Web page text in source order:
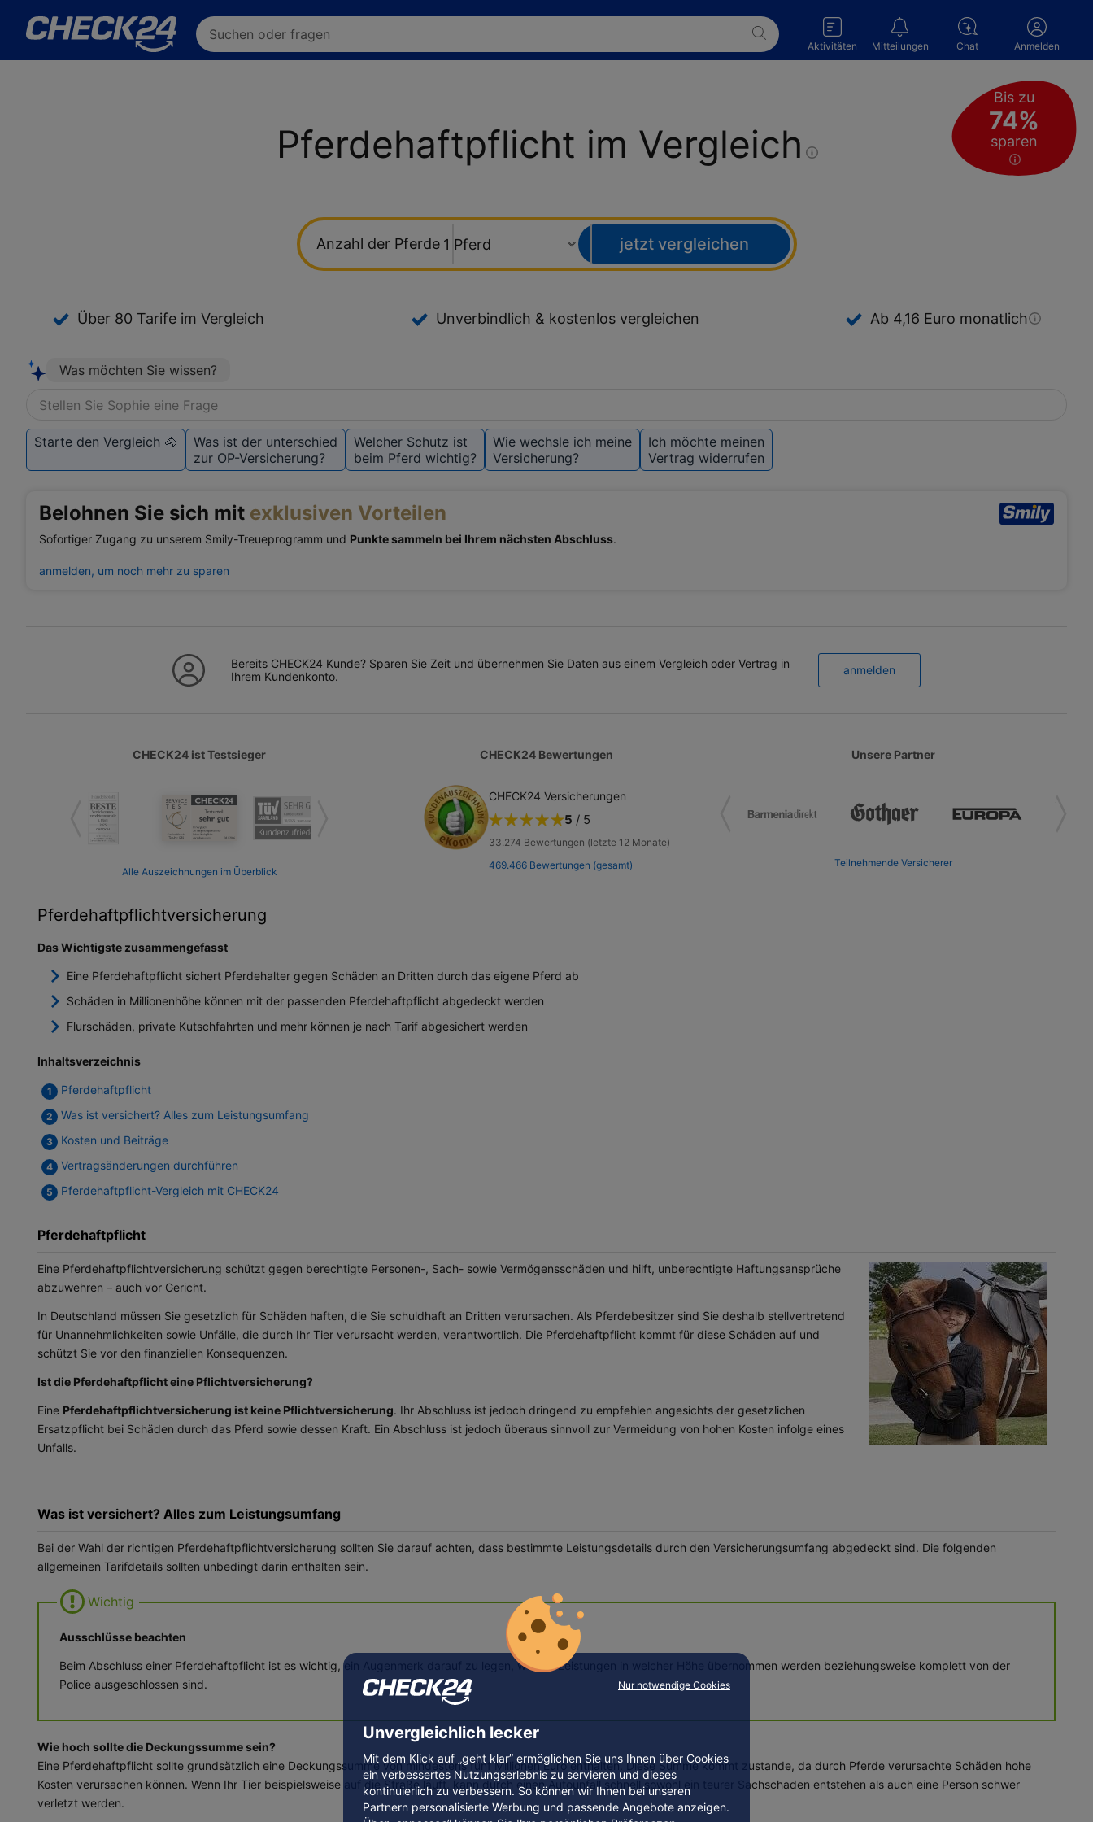
Nur notwendige Cookies
Unvergleichlich lecker
Mit dem Klick auf „geht klar” ermöglichen Sie uns Ihnen über Cookies
ein verbessertes Nutzungserlebnis zu servieren und dieses
kontinuierlich zu verbessern. So können wir Ihnen bei unseren
Partnern personalisierte Werbung und passende Angebote anzeigen.
Aktivitäten Mitteilungen Chat Anmelden
Bis zu
74%
sparen
Pferdehaftpflicht im Vergleich
Anzahl der Pferde jetzt vergleichen
Über 80 Tarife im Vergleich Unverbindlich & kostenlos vergleichen Ab 4,16 Euro monatlich
Was möchten Sie wissen?
Starte den Vergleich 🐴
Was ist der unterschied
zur OP-Versicherung?
Welcher Schutz ist
beim Pferd wichtig?
Wie wechsle ich meine
Versicherung?
Ich möchte meinen
Vertrag widerrufen
Belohnen Sie sich mit exklusiven Vorteilen
Sofortiger Zugang zu unserem Smily-Treueprogramm und Punkte sammeln bei Ihrem nächsten Abschluss.
anmelden, um noch mehr zu sparen
Bereits CHECK24 Kunde? Sparen Sie Zeit und übernehmen Sie Daten aus einem Vergleich oder Vertrag in
Ihrem Kundenkonto.
anmelden
Testsieger, Kundenbewertungen und Partner
CHECK24 ist Testsieger
Alle Auszeichnungen im Überblick
CHECK24 Bewertungen
CHECK24 Versicherungen
5 / 5
33.274 Bewertungen (letzte 12 Monate)
469.466 Bewertungen (gesamt)
Unsere Partner
Teilnehmende Versicherer
Pferdehaftpflichtversicherung
Das Wichtigste zusammengefasst
Eine Pferdehaftpflicht sichert Pferdehalter gegen Schäden an Dritten durch das eigene Pferd ab
Schäden in Millionenhöhe können mit der passenden Pferdehaftpflicht abgedeckt werden
Flurschäden, private Kutschfahrten und mehr können je nach Tarif abgesichert werden
Inhaltsverzeichnis
Pferdehaftpflicht
Was ist versichert? Alles zum Leistungsumfang
Kosten und Beiträge
Vertragsänderungen durchführen
Pferdehaftpflicht-Vergleich mit CHECK24
Pferdehaftpflicht
Eine Pferdehaftpflichtversicherung schützt gegen berechtigte Personen-, Sach- sowie Vermögensschäden und hilft, unberechtigte Haftungsansprüche
abzuwehren – auch vor Gericht.
In Deutschland müssen Sie gesetzlich für Schäden haften, die Sie schuldhaft an Dritten verursachen. Als Pferdebesitzer sind Sie deshalb stellvertretend
für Unannehmlichkeiten sowie Unfälle, die durch Ihr Tier verursacht werden, verantwortlich. Die Pferdehaftpflicht kommt für diese Schäden auf und
schützt Sie vor den finanziellen Konsequenzen.
Ist die Pferdehaftpflicht eine Pflichtversicherung?
Eine Pferdehaftpflichtversicherung ist keine Pflichtversicherung. Ihr Abschluss ist jedoch dringend zu empfehlen angesichts der gesetzlichen
Ersatzpflicht bei Schäden durch das Pferd sowie dessen Kraft. Ein Abschluss ist jedoch überaus sinnvoll zur Vermeidung von hohen Kosten infolge eines
Unfalls.
Was ist versichert? Alles zum Leistungsumfang
Bei der Wahl der richtigen Pferdehaftpflichtversicherung sollten Sie darauf achten, dass bestimmte Leistungsdetails durch den Versicherungsumfang abgedeckt sind. Die folgenden
allgemeinen Tarifdetails sollten unbedingt darin enthalten sein.
Ausschlüsse beachten
Beim Abschluss einer Pferdehaftpflicht ist es wichtig, ein Augenmerk darauf zu legen, welche Leistungen in welcher Höhe übernommen werden beziehungsweise komplett von der
Police ausgeschlossen sind.
Wie hoch sollte die Deckungssumme sein?
Eine Pferdehaftpflicht sollte grundsätzlich eine Deckungssumme von mindestens fünf Millionen Euro enthalten. Diese Summe kommt zustande, da durch Pferde verursachte Schäden hohe
Kosten verursachen können. Wenn Ihr Tier beispielsweise auf die Straße läuft, kann durch einen Autounfall schnell sowohl ein teurer Sachschaden entstehen als auch eine Person schwer
verletzt werden.